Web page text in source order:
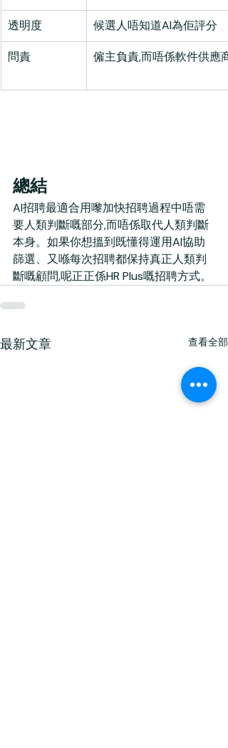
透明度 候選人唔知道AI為佢評分
問責 僱主負責,而唔係軟件供應商
總結
AI招聘最適合用嚟加快招聘過程中唔需
要人類判斷嘅部分,而唔係取代人類判斷
本身。如果你想搵到既懂得運用AI協助
篩選、又喺每次招聘都保持真正人類判
斷嘅顧問,呢正正係HR Plus嘅招聘方式。
最新文章 查看全部